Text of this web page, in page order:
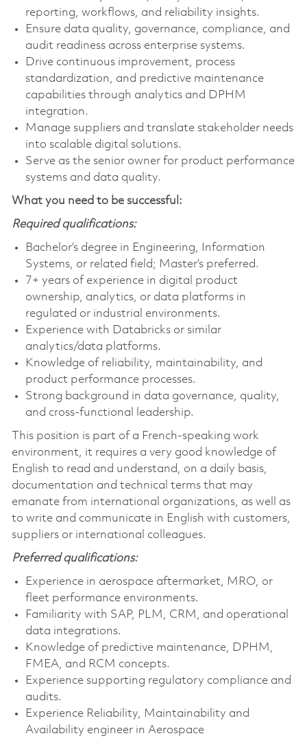
reporting, workflows, and reliability insights.
Ensure data quality, governance, compliance, and
audit readiness across enterprise systems.
Drive continuous improvement, process
standardization, and predictive maintenance
capabilities through analytics and DPHM
integration.
Manage suppliers and translate stakeholder needs
into scalable digital solutions.
Serve as the senior owner for product performance
systems and data quality.
What you need to be successful:
Required qualifications:
Bachelor’s degree in Engineering, Information
Systems, or related field; Master’s preferred.
7+ years of experience in digital product
ownership, analytics, or data platforms in
regulated or industrial environments.
Experience with Databricks or similar
analytics/data platforms.
Knowledge of reliability, maintainability, and
product performance processes.
Strong background in data governance, quality,
and cross-functional leadership.
This position is part of a French-speaking work
environment, it requires a very good knowledge of
English to read and understand, on a daily basis,
documentation and technical terms that may
emanate from international organizations, as well as
to write and communicate in English with customers,
suppliers or international colleagues.
Preferred qualifications:
Experience in aerospace aftermarket, MRO, or
fleet performance environments.
Familiarity with SAP, PLM, CRM, and operational
data integrations.
Knowledge of predictive maintenance, DPHM,
FMEA, and RCM concepts.
Experience supporting regulatory compliance and
audits.
Experience Reliability, Maintainability and
Availability engineer in Aerospace